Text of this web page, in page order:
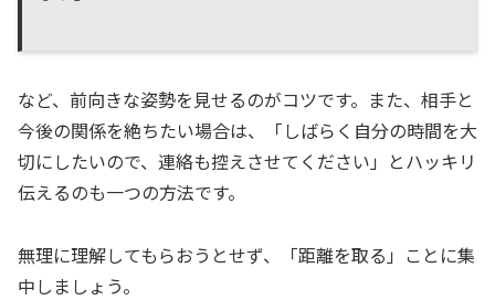
など、前向きな姿勢を見せるのがコツです。また、相手と
今後の関係を絶ちたい場合は、「しばらく自分の時間を大
切にしたいので、連絡も控えさせてください」とハッキリ
伝えるのも一つの方法です。
無理に理解してもらおうとせず、「距離を取る」ことに集
中しましょう。